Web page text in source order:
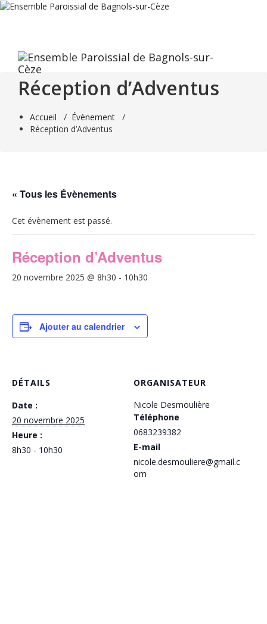
Aller
Réception d’Adventus
Accueil / Évènement /
Réception d’Adventus
« Tous les Évènements
Cet évènement est passé.
Réception d’Adventus
20 novembre 2025 @ 8h30 - 10h30
Ajouter au calendrier
DÉTAILS
Date :
20 novembre 2025
Heure :
8h30 - 10h30
ORGANISATEUR
Nicole Desmoulière
Téléphone
0683239382
E-mail
nicole.desmouliere@gmail.c
om